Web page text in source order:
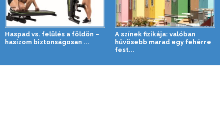
Haspad vs. felülés a földön –
hasizom biztonságosan ...
A színek fizikája: valóban
hűvösebb marad egy fehérre
fest...